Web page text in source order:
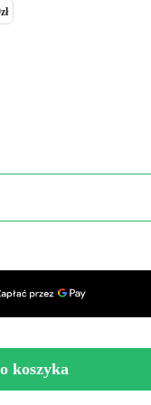
koszyka